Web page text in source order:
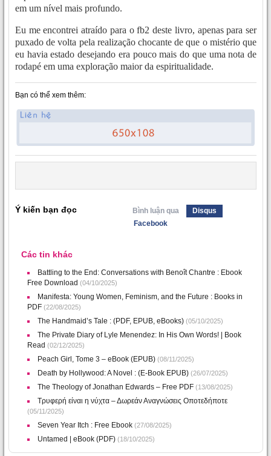
em um nível mais profundo.
Eu me encontrei atraído para o fb2 deste livro, apenas para ser
puxado de volta pela realização chocante de que o mistério que
eu havia estado desejando era pouco mais do que uma nota de
rodapé em uma exploração maior da espiritualidade.
Bạn có thể xem thêm:
Ý kiến bạn đọc Bình luận qua
Disqus
Facebook
Các tin khác
Battling to the End: Conversations with Benoît Chantre : Ebook
Free Download (04/10/2025)
Manifesta: Young Women, Feminism, and the Future : Books in
PDF (22/08/2025)
The Handmaid’s Tale : (PDF, EPUB, eBooks) (05/10/2025)
The Private Diary of Lyle Menendez: In His Own Words! | Book
Read (02/12/2025)
Peach Girl, Tome 3 – eBook (EPUB) (08/11/2025)
Death by Hollywood: A Novel : (E-Book EPUB) (26/07/2025)
The Theology of Jonathan Edwards – Free PDF (13/08/2025)
Τρυφερή είναι η νύχτα – Δωρεάν Αναγνώσεις Οποτεδήποτε
(05/11/2025)
Seven Year Itch : Free Ebook (27/08/2025)
Untamed | eBook (PDF) (18/10/2025)